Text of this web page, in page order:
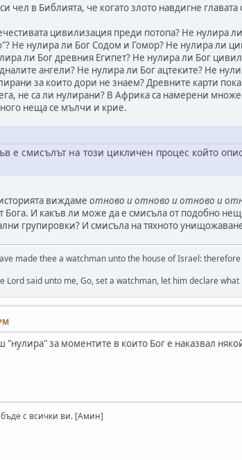
чел в Библията, че когато злото навдигне
цивилизация преди потопа? Не нулира
Не нулира ли Бог Содом и Гомор? Не нулира ли
ли Бог древния Египет? Не нулира ли Бог
ангели? Не нулира ли Бог ацтеките? Не
за които дори не знаем? Древните карти
не са ли нулирани? В Африка са намерени
неща се мълчи и крие.
е смисълът на този цикличен процес който
виждаме отново и отново и отново и
Бога. И какъв ли може да е смисъла от подобно
групировки? И смисъла на тяхното
made thee a watchman unto the house of Israel:
Lord said unto me, Go, set a watchman, let him declare what
"нулира" за моментите в които Бог е наказвал
с всички ви. [Амин]